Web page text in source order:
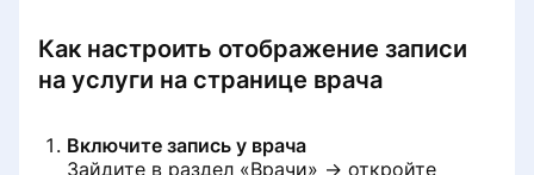
Как настроить отображение записи
на услуги на странице врача
Включите запись у врача
Зайдите в раздел «Врачи» → откройте